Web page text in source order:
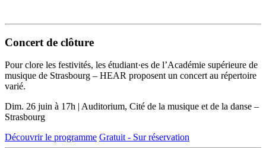
Concert de clôture
Pour clore les festivités, les étudiant·es de l’Académie supérieure de
musique de Strasbourg – HEAR proposent un concert au répertoire
varié.
Dim. 26 juin à 17h | Auditorium, Cité de la musique et de la danse –
Strasbourg
Découvrir le programme Gratuit - Sur réservation